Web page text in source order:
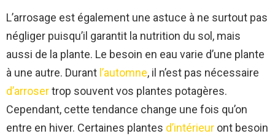
L’arrosage est également une astuce à ne surtout pas
négliger puisqu’il garantit la nutrition du sol, mais
aussi de la plante. Le besoin en eau varie d’une plante
à une autre. Durant l’automne, il n’est pas nécessaire
d’arrosertrop souvent vos plantes potagères.
Cependant, cette tendance change une fois qu’on
entre en hiver. Certaines plantes d’intérieur ont besoin